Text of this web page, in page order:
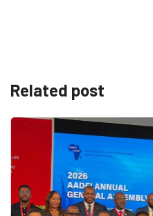
Related post